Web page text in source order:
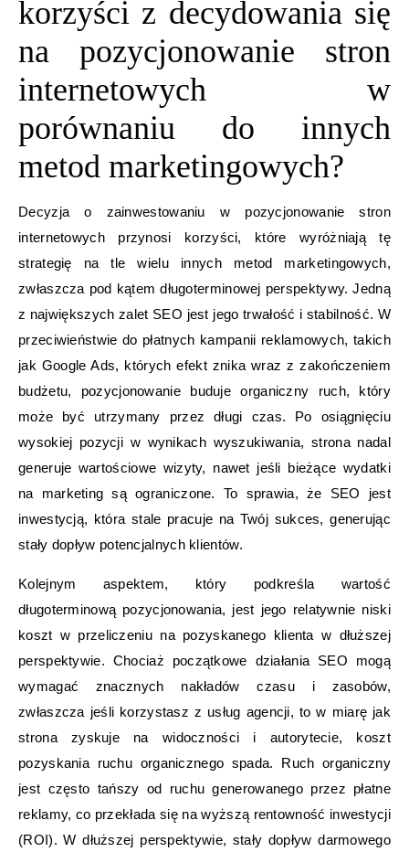
korzyści z decydowania się
na pozycjonowanie stron
internetowych w
porównaniu do innych
metod marketingowych?
Decyzja o zainwestowaniu w pozycjonowanie stron
internetowych przynosi korzyści, które wyróżniają tę
strategię na tle wielu innych metod marketingowych,
zwłaszcza pod kątem długoterminowej perspektywy. Jedną
z największych zalet SEO jest jego trwałość i stabilność. W
przeciwieństwie do płatnych kampanii reklamowych, takich
jak Google Ads, których efekt znika wraz z zakończeniem
budżetu, pozycjonowanie buduje organiczny ruch, który
może być utrzymany przez długi czas. Po osiągnięciu
wysokiej pozycji w wynikach wyszukiwania, strona nadal
generuje wartościowe wizyty, nawet jeśli bieżące wydatki
na marketing są ograniczone. To sprawia, że SEO jest
inwestycją, która stale pracuje na Twój sukces, generując
stały dopływ potencjalnych klientów.
Kolejnym aspektem, który podkreśla wartość
długoterminową pozycjonowania, jest jego relatywnie niski
koszt w przeliczeniu na pozyskanego klienta w dłuższej
perspektywie. Chociaż początkowe działania SEO mogą
wymagać znacznych nakładów czasu i zasobów,
zwłaszcza jeśli korzystasz z usług agencji, to w miarę jak
strona zyskuje na widoczności i autorytecie, koszt
pozyskania ruchu organicznego spada. Ruch organiczny
jest często tańszy od ruchu generowanego przez płatne
reklamy, co przekłada się na wyższą rentowność inwestycji
(ROI). W dłuższej perspektywie, stały dopływ darmowego